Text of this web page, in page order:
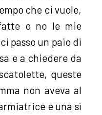
che ci vuole,
o no le mie
passo un paio di
e a chiedere da
queste
non aveva al
e una sì